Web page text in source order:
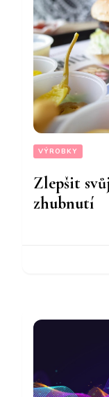
VÝROBKY
Zlepšit
zhubnutí